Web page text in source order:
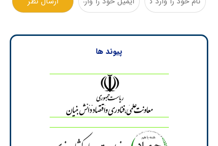
پیوند ها